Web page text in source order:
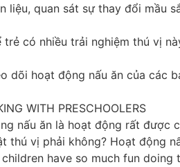
liệu, quan sát sự thay đổi mầu
có nhiều trải nghiệm thú vị
dõi hoạt động nấu ăn của các
WITH PRESCHOOLERS
nấu ăn là hoạt động rất
thú vị phải không? Hoạt động
have so much fun